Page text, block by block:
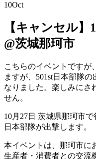
10Oct
【キャンセル】
@茨城那珂市
こちらのイベントですが
ますが、501st日本部隊
なりました。楽しみにさ
せん。
10月27日 茨城県那珂市
日本部隊が出撃します。
本イベントは、那珂市に
生産者・消費者との交流